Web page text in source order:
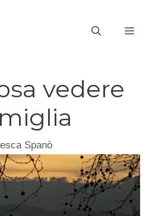
vedere
Spanò